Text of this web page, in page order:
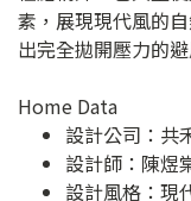
素，展現現代風的
出完全拋開壓力的避
Home Data
設計公司： 共
設計師：陳煜
設計風格：現